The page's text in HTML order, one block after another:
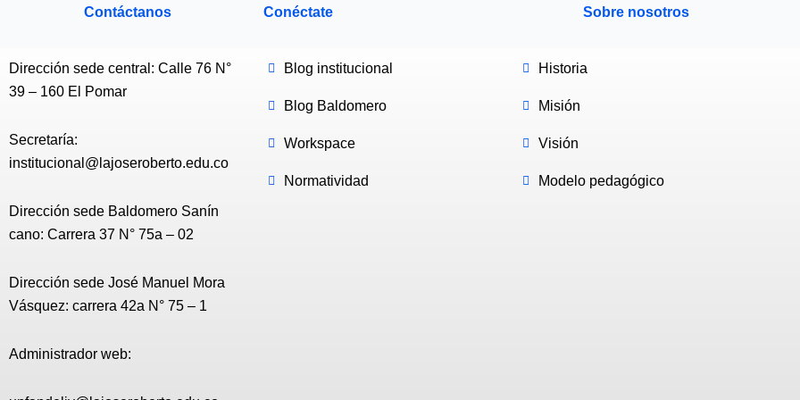
Contáctanos Conéctate Sobre nosotros
Dirección sede central: Calle 76 N°
39 – 160 El Pomar
Secretaría:
institucional@lajoseroberto.edu.co
Dirección sede Baldomero Sanín
cano: Carrera 37 N° 75a – 02
Dirección sede José Manuel Mora
Vásquez: carrera 42a N° 75 – 1
Administrador web:
Blog institucional
Blog Baldomero
Workspace
Normatividad
Historia
Misión
Visión
Modelo pedagógico